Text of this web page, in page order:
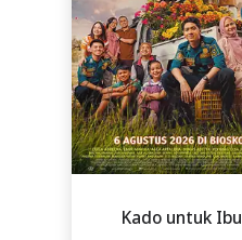
Kado untuk Ibu